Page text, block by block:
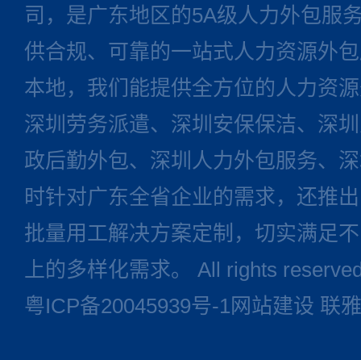
司，是广东地区的5A级人力外包服
供合规、可靠的一站式人力资源外
本地，我们能提供全方位的人力资
深圳劳务派遣、深圳安保保洁、深
政后勤外包、深圳人力外包服务、
时针对广东全省企业的需求，还推
批量用工解决方案定制，切实满足
上的多样化需求。 All rights
粤ICP备20045939号-1网站建设 联